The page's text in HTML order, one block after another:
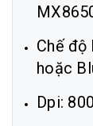
Chế độ
hoặc
Dpi: